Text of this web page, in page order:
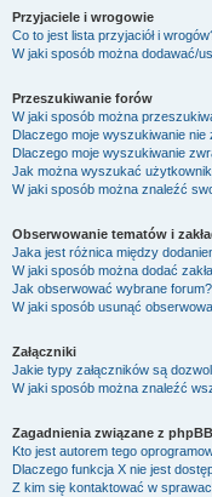
Przyjaciele i wrogowie
Co to jest lista przyjaciół i
W jaki sposób można dodawać/
Przeszukiwanie forów
W jaki sposób można
Dlaczego moje wyszukiwanie
Dlaczego moje wyszukiwanie
Jak można wyszukać
W jaki sposób można znaleźć
Obserwowanie tematów i
Jaka jest różnica między
W jaki sposób można dodać
Jak obserwować wybrane forum?
W jaki sposób usunąć
Załączniki
Jakie typy załączników są
W jaki sposób można znaleźć
Zagadnienia związane z phpBB
Kto jest autorem tego
Dlaczego funkcja X nie jest
Z kim się kontaktować w